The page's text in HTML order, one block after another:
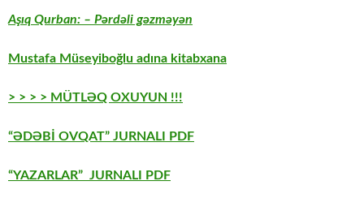
Aşıq Qurban: – Pərdəli gəzməyən
Mustafa Müseyiboğlu adına kitabxana
> > > > MÜTLƏQ OXUYUN !!!
“ƏDƏBİ OVQAT” JURNALI PDF
“YAZARLAR” JURNALI PDF